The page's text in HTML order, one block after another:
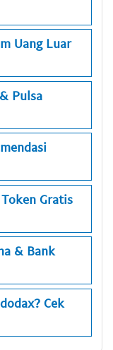
Uang Luar
Pulsa
Gratis
& Bank
Cek